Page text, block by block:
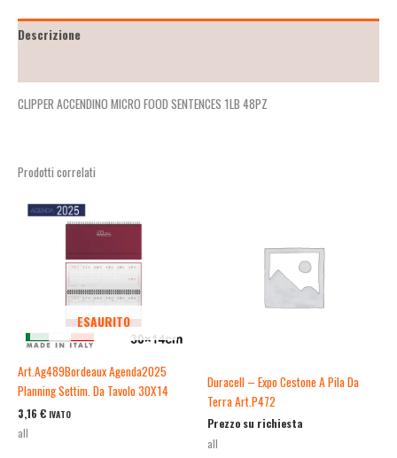
Descrizione
CLIPPER ACCENDINO MICRO FOOD SENTENCES 1LB 48PZ
Prodotti correlati
ESAURITO
Art.Ag489Bordeaux Agenda2025
Planning Settim. Da Tavolo 30X14
3,16 € IVATO
all
Duracell – Expo Cestone A Pila Da
Terra Art.P472
Prezzo su richiesta
all